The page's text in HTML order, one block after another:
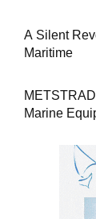
A Silent
Maritime
Marine